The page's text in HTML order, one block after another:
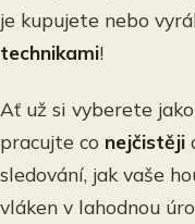
je kupujete nebo
technikami!
Ať už si vyberete
pracujte co nejčistěji
sledování, jak vaše
vláken v lahodnou